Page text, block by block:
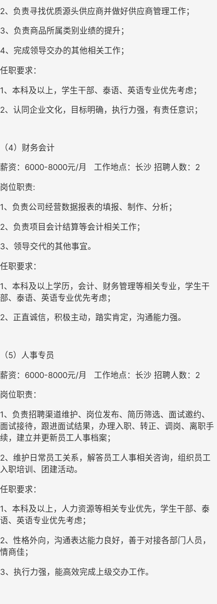
2、负责寻找优质源头供应商并做好供应商管理工作；
3、负责商品所属类别业绩的提升；
4、完成领导交办的其他相关工作；
任职要求：
1、本科及以上，学生干部、泰语、英语专业优先考虑；
2、认同企业文化，目标明确，执行力强，有责任意识；
（4）财务会计
薪资：6000-8000元/月   工作地点：长沙 招聘人数：2
岗位职责:
1、负责公司经营数据报表的填报、制作、分析；
2、负责项目会计结算等会计相关工作；
3、领导交代的其他事宜。
任职要求：
1、本科及以上学历，会计、财务管理等相关专业，学生干
部、泰语、英语专业优先考虑；
2、正直诚信，积极主动，踏实肯定，沟通能力强。
（5）人事专员
薪资：6000-8000元/月   工作地点：长沙 招聘人数：2
岗位职责：
1、负责招聘渠道维护、岗位发布、简历筛选、面试邀约、
面试接待，跟进面试结果，办理入职、转正、调岗、离职手
续，建立并更新员工人事档案；
2、维护日常员工关系，解答员工人事相关咨询，组织员工
入职培训、团建活动。
任职要求：
1、本科及以上，人力资源等相关专业优先，学生干部、泰
语、英语专业优先考虑；
2、性格外向，沟通表达能力良好，善于对接各部门人员，
情商佳；
3、执行力强，能高效完成上级交办工作。